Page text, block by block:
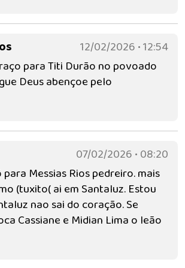
12/02/2026 • 12:54
para Titi Durão no povoado
Deus abençoe pelo
07/02/2026 • 08:20
Messias Rios pedreiro. mais
(tuxito( ai em Santaluz. Estou
nao sai do coração. Se
Cassiane e Midian Lima o leão